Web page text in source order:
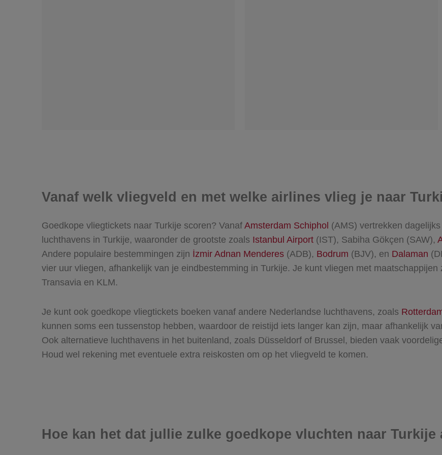
Vanaf welk vliegveld en met welke airlines vlieg je naar
Goedkope vliegtickets naar Turkije scoren? Vanaf Amsterdam Schiphol (AMS) vertrekken
luchthavens in Turkije, waaronder de grootste zoals Istanbul Airport (IST), Sabiha Gökçen (SAW),
Andere populaire bestemmingen zijn İzmir Adnan Menderes (ADB), Bodrum (BJV), en Dalaman
vier uur vliegen, afhankelijk van je eindbestemming in Turkije. Je kunt vliegen met
Transavia en KLM.
Je kunt ook goedkope vliegtickets boeken vanaf andere Nederlandse luchthavens, zoals
kunnen soms een tussenstop hebben, waardoor de reistijd iets langer kan zijn, maar afhankelijk
Ook alternatieve luchthavens in het buitenland, zoals Düsseldorf of Brussel, bieden vaak
Houd wel rekening met eventuele extra reiskosten om op het vliegveld te komen.
Hoe kan het dat jullie zulke goedkope vluchten naar Turkije